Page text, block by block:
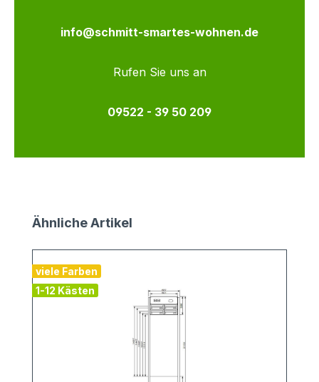
info@schmitt-smartes-wohnen.de
Rufen Sie uns an
09522 - 39 50 209
Produktgalerie überspringen
Ähnliche Artikel
viele Farben
1-12 Kästen